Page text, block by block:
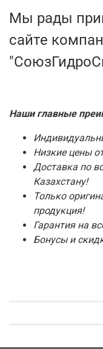
Мы рады
сайте
Наши главные
Низкие цены
Доставка по
Казахстану!
Только
продукция!
Гарантия на
Бонусы и